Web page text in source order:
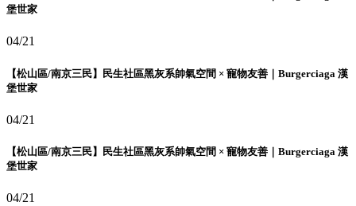
堡世家
04/21
【松山區/南京三民】民生社區黑灰系帥氣空間 × 寵物友善｜Burgerciaga 漢
堡世家
04/21
【松山區/南京三民】民生社區黑灰系帥氣空間 × 寵物友善｜Burgerciaga 漢
堡世家
04/21